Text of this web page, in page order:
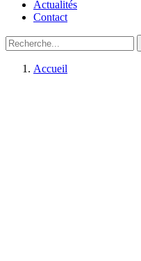
Actualités
Contact
Accueil